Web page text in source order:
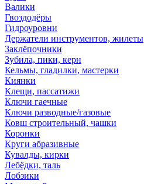
Валики
Гвоздодёры
Гидроуровни
Держатели инструментов, жилеты
Заклёпочники
Зубила, пики, керн
Кельмы, гладилки, мастерки
Киянки
Клещи, пассатижи
Ключи гаечные
Ключи разводные/газовые
Ковш строительный, чашки
Коронки
Круги абразивные
Кувалды, кирки
Лебёдки, таль
Лобзики